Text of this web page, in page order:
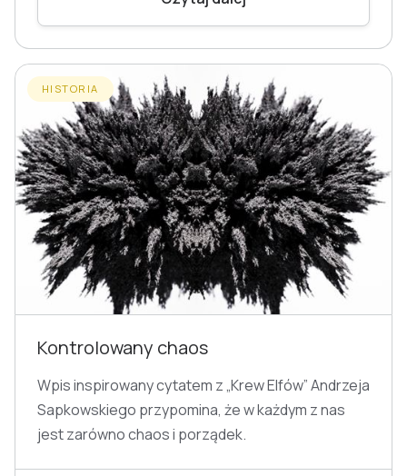
HISTORIA
Kontrolowany chaos
Wpis inspirowany cytatem z „Krew Elfów” Andrzeja
Sapkowskiego przypomina, że w każdym z nas
jest zarówno chaos i porządek.